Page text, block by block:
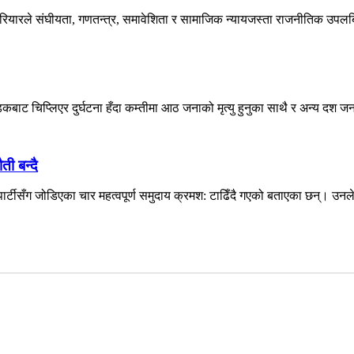
संघीयता, गणतन्त्र, समावेशिता र सामाजिक न्यायजस्ता राजनीतिक
चिप्लिएर दुर्घटना हँदा कम्तीमा आठ जनाको मृत्यु हुनुका साथै र अन्य दश
बन्दै
जोडिएका चार महत्वपूर्ण समुदाय क्रमश: टाढिँदै गएको बताएका छन्।